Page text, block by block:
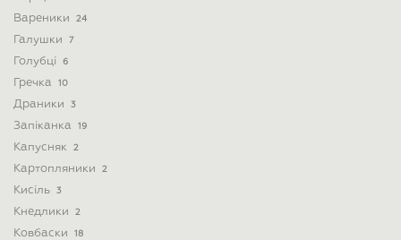
Вареники 24
Галушки 7
Голубці 6
Гречка 10
Драники 3
Запіканка 19
Капусняк 2
Картопляники 2
Кисіль 3
Кнедлики 2
Ковбаски 18